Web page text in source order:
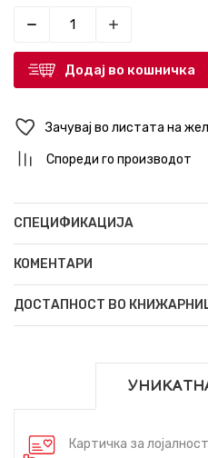
Додај во кошничка
Зачувај во листата на
Спореди го производот
СПЕЦИФИКАЦИЈА
КОМЕНТАРИ
ДОСТАПНОСТ ВО
Картичка за